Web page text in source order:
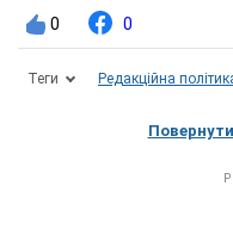
0 0
Теги Редакційна